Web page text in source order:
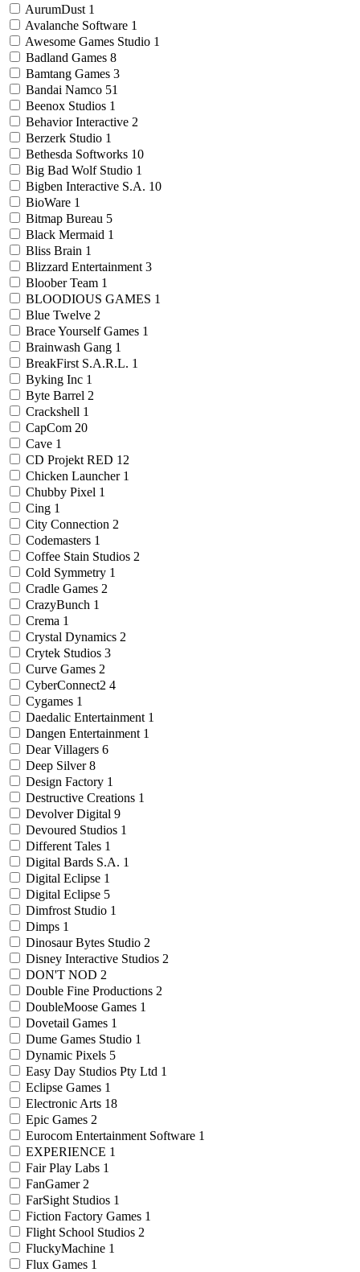
AurumDust 1
Avalanche Software 1
Awesome Games Studio 1
Badland Games 8
Bamtang Games 3
Bandai Namco 51
Beenox Studios 1
Behavior Interactive 2
Berzerk Studio 1
Bethesda Softworks 10
Big Bad Wolf Studio 1
Bigben Interactive S.A. 10
BioWare 1
Bitmap Bureau 5
Black Mermaid 1
Bliss Brain 1
Blizzard Entertainment 3
Bloober Team 1
BLOODIOUS GAMES 1
Blue Twelve 2
Brace Yourself Games 1
Brainwash Gang 1
BreakFirst S.A.R.L. 1
Byking Inc 1
Byte Barrel 2
Crackshell 1
CapCom 20
Cave 1
CD Projekt RED 12
Chicken Launcher 1
Chubby Pixel 1
Cing 1
City Connection 2
Codemasters 1
Coffee Stain Studios 2
Cold Symmetry 1
Cradle Games 2
CrazyBunch 1
Crema 1
Crystal Dynamics 2
Crytek Studios 3
Curve Games 2
CyberConnect2 4
Cygames 1
Daedalic Entertainment 1
Dangen Entertainment 1
Dear Villagers 6
Deep Silver 8
Design Factory 1
Destructive Creations 1
Devolver Digital 9
Devoured Studios 1
Different Tales 1
Digital Bards S.A. 1
Digital Eclipse 1
Digital Eclipse 5
Dimfrost Studio 1
Dimps 1
Dinosaur Bytes Studio 2
Disney Interactive Studios 2
DON'T NOD 2
Double Fine Productions 2
DoubleMoose Games 1
Dovetail Games 1
Dume Games Studio 1
Dynamic Pixels 5
Easy Day Studios Pty Ltd 1
Eclipse Games 1
Electronic Arts 18
Epic Games 2
Eurocom Entertainment Software 1
EXPERIENCE 1
Fair Play Labs 1
FanGamer 2
FarSight Studios 1
Fiction Factory Games 1
Flight School Studios 2
FluckyMachine 1
Flux Games 1